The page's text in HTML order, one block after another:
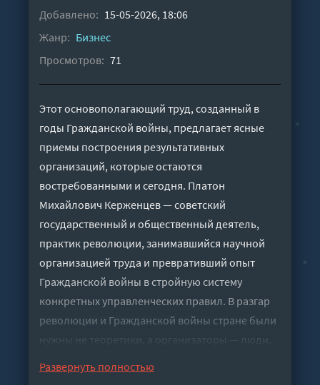
Добавлено: 15-05-2026, 18:06
Жанр: Бизнес
Просмотров: 71
Этот основополагающий труд, созданный в
годы Гражданской войны, предлагает ясные
приемы построения результативных
организаций, которые остаются
востребованными и сегодня. Платон
Михайлович Керженцев — советский
государственный и общественный деятель,
практик революции, занимавшийся научной
организацией труда и превративший опыт
Гражданской войны в стройную систему
конкретных управленческих правил. В разгар
революции и Гражданской войны стране были
нужны не теоретики, а организаторы — люди,
Развернуть полностью